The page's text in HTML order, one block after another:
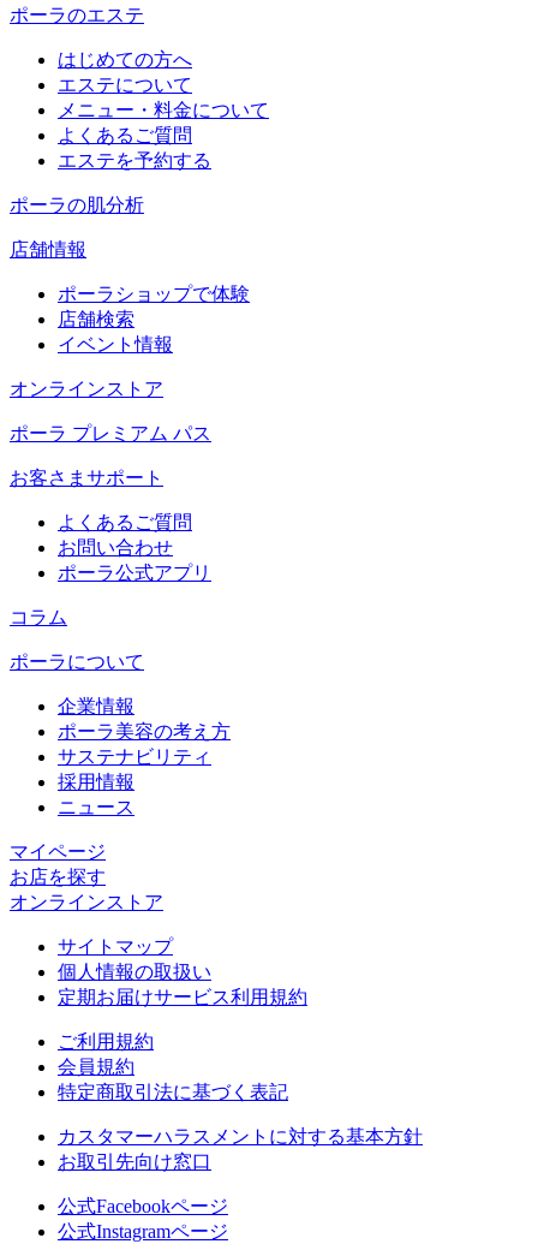
ポーラのエステ
はじめての方へ
エステについて
メニュー・料金について
よくあるご質問
エステを予約する
ポーラの肌分析
店舗情報
ポーラショップで体験
店舗検索
イベント情報
オンラインストア
ポーラ プレミアム パス
お客さまサポート
よくあるご質問
お問い合わせ
ポーラ公式アプリ
コラム
ポーラについて
企業情報
ポーラ美容の考え方
サステナビリティ
採用情報
ニュース
マイページ​
お店を探す​
オンラインストア​
サイトマップ
個人情報の取扱い
定期お届けサービス利用規約
ご利用規約
会員規約
特定商取引法に基づく表記
カスタマーハラスメントに対する基本方針
お取引先向け窓口
公式Facebookページ
公式Instagramページ